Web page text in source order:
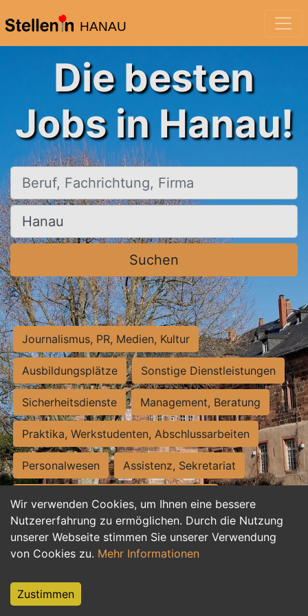
HANAU
Wir verwenden Cookies, um Ihnen eine bessere
Nutzererfahrung zu ermöglichen. Durch die Nutzung
unserer Webseite stimmen Sie unserer Verwendung
von Cookies zu. Mehr Informationen
Zustimmen
Die besten
Jobs in Hanau!
Beruf, Fachrichtung, Firma
Ort, Stadt
Suchen
Journalismus, PR, Medien, Kultur
Ausbildungsplätze Sonstige Dienstleistungen
Sicherheitsdienste Management, Beratung
Praktika, Werkstudenten, Abschlussarbeiten
Personalwesen Assistenz, Sekretariat
Hilfskräfte, Aushilfs- und Nebenjobs
Einkauf, Logistik, Materialwirtschaft
Weiterbildung, Studium, duale Ausbildung
Tourismus